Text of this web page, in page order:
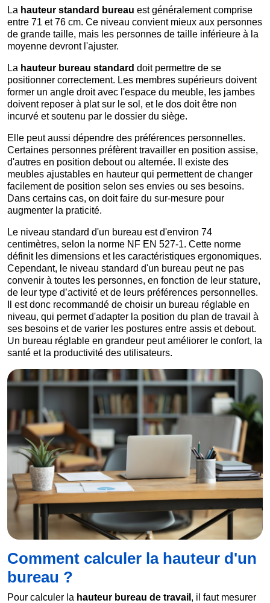
La hauteur standard bureau est généralement comprise
entre 71 et 76 cm. Ce niveau convient mieux aux personnes
de grande taille, mais les personnes de taille inférieure à la
moyenne devront l'ajuster.
La hauteur bureau standard doit permettre de se
positionner correctement. Les membres supérieurs doivent
former un angle droit avec l'espace du meuble, les jambes
doivent reposer à plat sur le sol, et le dos doit être non
incurvé et soutenu par le dossier du siège.
Elle peut aussi dépendre des préférences personnelles.
Certaines personnes préfèrent travailler en position assise,
d'autres en position debout ou alternée. Il existe des
meubles ajustables en hauteur qui permettent de changer
facilement de position selon ses envies ou ses besoins.
Dans certains cas, on doit faire du sur-mesure pour
augmenter la praticité.
Le niveau standard d'un bureau est d'environ 74
centimètres, selon la norme NF EN 527-1. Cette norme
définit les dimensions et les caractéristiques ergonomiques.
Cependant, le niveau standard d'un bureau peut ne pas
convenir à toutes les personnes, en fonction de leur stature,
de leur type d’activité et de leurs préférences personnelles.
Il est donc recommandé de choisir un bureau réglable en
niveau, qui permet d'adapter la position du plan de travail à
ses besoins et de varier les postures entre assis et debout.
Un bureau réglable en grandeur peut améliorer le confort, la
santé et la productivité des utilisateurs.
Comment calculer la hauteur d'un
bureau ?
Pour calculer la hauteur bureau de travail , il faut mesurer